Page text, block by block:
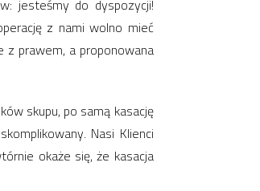
jesteśmy do dyspozycji!
z nami wolno mieć
z prawem, a proponowana
skupu, po samą kasację
Nasi Klienci
okaże się, że kasacja